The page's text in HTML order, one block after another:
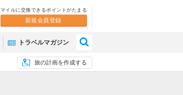
マイルに交換できるポイントがたまる
新規会員登録
トラベルマガジン
旅の計画を作成する